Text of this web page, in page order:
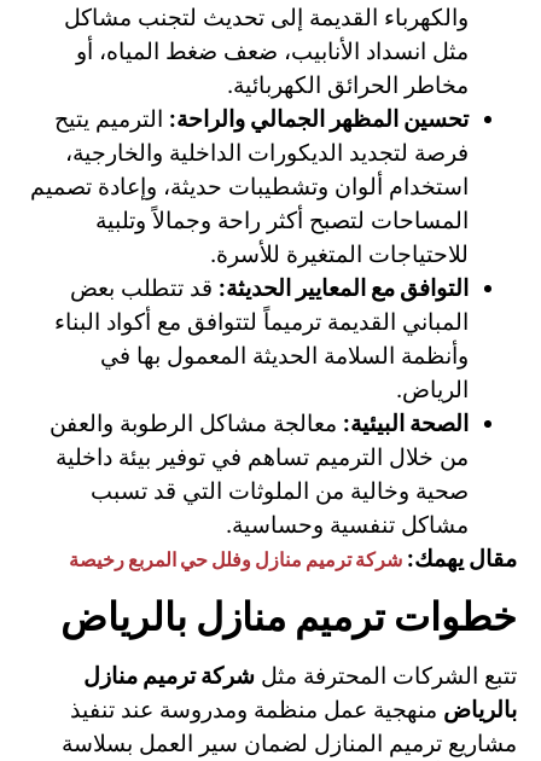
والكهرباء القديمة إلى تحديث لتجنب مشاكل
مثل انسداد الأنابيب، ضعف ضغط المياه، أو
مخاطر الحرائق الكهربائية.
تحسين المظهر الجمالي والراحة: الترميم يتيح
فرصة لتجديد الديكورات الداخلية والخارجية،
استخدام ألوان وتشطيبات حديثة، وإعادة تصميم
المساحات لتصبح أكثر راحة وجمالاً وتلبية
للاحتياجات المتغيرة للأسرة.
التوافق مع المعايير الحديثة: قد تتطلب بعض
المباني القديمة ترميماً لتتوافق مع أكواد البناء
وأنظمة السلامة الحديثة المعمول بها في
الرياض.
الصحة البيئية: معالجة مشاكل الرطوبة والعفن
من خلال الترميم تساهم في توفير بيئة داخلية
صحية وخالية من الملوثات التي قد تسبب
مشاكل تنفسية وحساسية.
مقال يهمك: شركة ترميم منازل وفلل حي المربع رخيصة
خطوات ترميم منازل بالرياض
تتبع الشركات المحترفة مثل شركة ترميم منازل
بالرياض منهجية عمل منظمة ومدروسة عند تنفيذ
مشاريع ترميم المنازل لضمان سير العمل بسلاسة